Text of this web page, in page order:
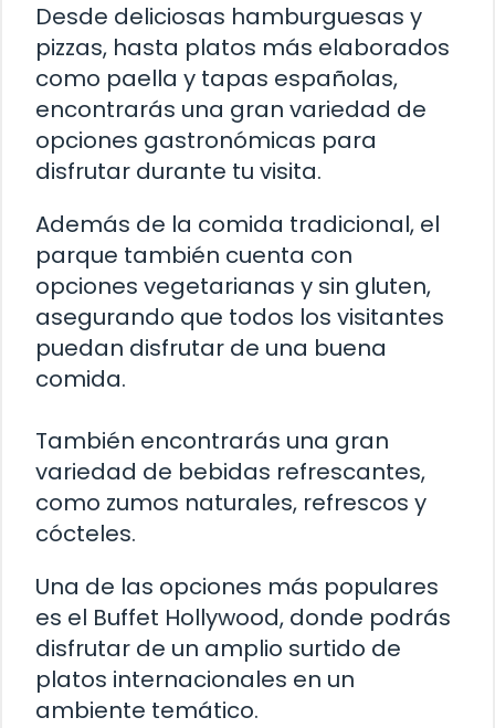
Desde deliciosas hamburguesas y
pizzas, hasta platos más elaborados
como paella y tapas españolas,
encontrarás una gran variedad de
opciones gastronómicas para
disfrutar durante tu visita.
Además de la comida tradicional, el
parque también cuenta con
opciones vegetarianas y sin gluten,
asegurando que todos los visitantes
puedan disfrutar de una buena
comida.
También encontrarás una gran
variedad de bebidas refrescantes,
como zumos naturales, refrescos y
cócteles.
Una de las opciones más populares
es el Buffet Hollywood, donde podrás
disfrutar de un amplio surtido de
platos internacionales en un
ambiente temático.